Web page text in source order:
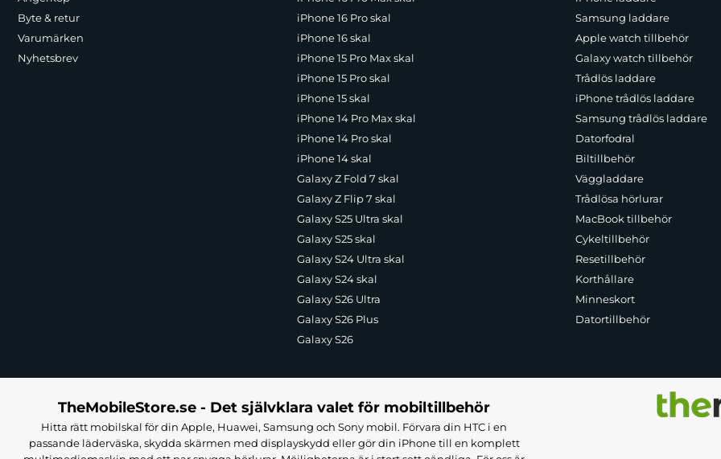
Byte & retur
Varumärken
Nyhetsbrev
iPhone 16 Pro skal
iPhone 16 skal
iPhone 15 Pro Max skal
iPhone 15 Pro skal
iPhone 15 skal
iPhone 14 Pro Max skal
iPhone 14 Pro skal
iPhone 14 skal
Galaxy Z Fold 7 skal
Galaxy Z Flip 7 skal
Galaxy S25 Ultra skal
Galaxy S25 skal
Galaxy S24 Ultra skal
Galaxy S24 skal
Galaxy S26 Ultra
Galaxy S26 Plus
Galaxy S26
Samsung laddare
Apple watch tillbehör
Galaxy watch tillbehör
Trådlös laddare
iPhone trådlös laddare
Samsung trådlös laddare
Datorfodral
Biltillbehör
Väggladdare
Trådlösa hörlurar
MacBook tillbehör
Cykeltillbehör
Resetillbehör
Korthållare
Minneskort
Datortillbehör
TheMobileStore.se - Det självklara valet för mobiltillbehör
Hitta rätt mobilskal för din Apple, Huawei, Samsung och Sony mobil. Förvara din HTC i en
passande läderväska, skydda skärmen med displayskydd eller gör din iPhone till en komplett